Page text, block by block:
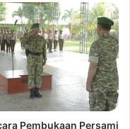
Pembukaan Persami